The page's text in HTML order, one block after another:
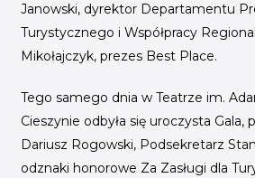
Janowski, dyrektor Departamentu
Turystycznego i Współpracy
Mikołajczyk, prezes Best Place.
Tego samego dnia w Teatrze im.
Cieszynie odbyła się uroczysta Gala,
Dariusz Rogowski, Podsekretarz
odznaki honorowe Za Zasługi dla